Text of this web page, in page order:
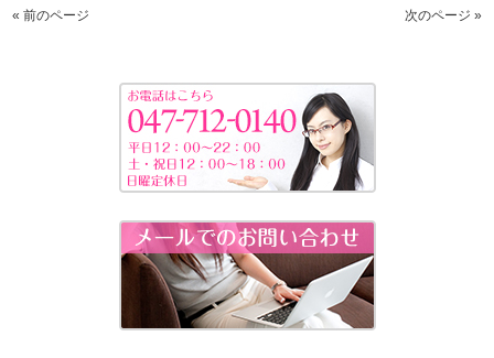
« 前のページ 次のページ »